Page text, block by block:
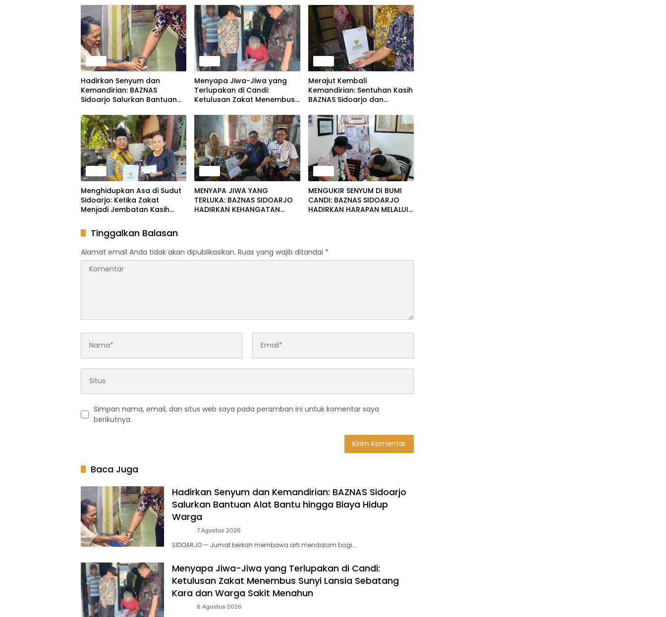
Hadirkan Senyum dan
Kemandirian: BAZNAS
Sidoarjo Salurkan Bantuan
Hidup Warga
Menyapa Jiwa-Jiwa yang
Terlupakan di Candi:
Ketulusan Zakat Menembus
dan Warga Sakit Menahun
Merajut Kembali
Kemandirian: Sentuhan Kasih
BAZNAS Sidoarjo dan
Baru Lewat Mobilitas yang
Merdeka
Menghidupkan Asa di Sudut
Sidoarjo: Ketika Zakat
Menjadi Jembatan Kasih
Martabat Kemanusiaan
MENYAPA JIWA YANG
TERLUKA: BAZNAS SIDOARJO
HADIRKAN KEHANGATAN
MENGUKIR SENYUM DI BUMI
CANDI: BAZNAS SIDOARJO
HADIRKAN HARAPAN MELALUI
Tinggalkan Balasan
Alamat email Anda tidak akan dipublikasikan. Ruas yang wajib ditandai *
Simpan nama, email, dan situs web saya pada peramban ini untuk komentar saya
berikutnya.
Baca Juga
Hadirkan Senyum dan Kemandirian: BAZNAS Sidoarjo
Salurkan Bantuan Alat Bantu hingga Biaya Hidup
Warga
7 Agustus 2026
SIDOARJO — Jumat berkah membawa arti mendalam bagi…
Menyapa Jiwa-Jiwa yang Terlupakan di Candi:
Ketulusan Zakat Menembus Sunyi Lansia Sebatang
Kara dan Warga Sakit Menahun
6 Agustus 2026